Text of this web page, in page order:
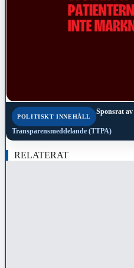
POLITISKT INNEHÅLL
Sponsrat av
Transparensmeddelande (TTPA)
RELATERAT